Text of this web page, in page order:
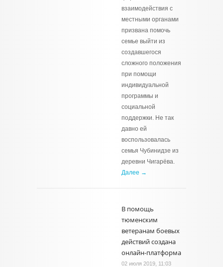
взаимодействия с
местными органами
призвана помочь
семье выйти из
создавшегося
сложного положения
при помощи
индивидуальной
программы и
социальной
поддержки. Не так
давно ей
воспользовалась
семья Чубинидзе из
деревни Чигарёва.
Далее →
В помощь
тюменским
ветеранам боевых
действий создана
онлайн-платформа
02 июля 2019, 11:03